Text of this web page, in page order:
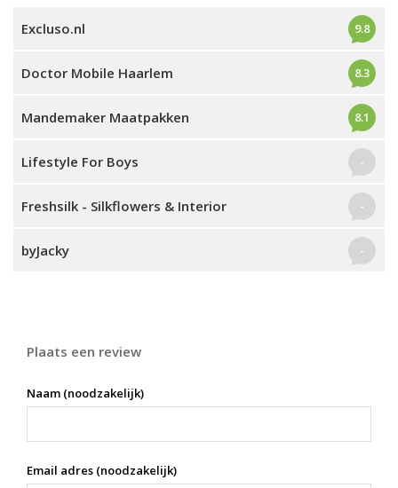
Excluso.nl 9.8
Doctor Mobile Haarlem 8.3
Mandemaker Maatpakken 8.1
Lifestyle For Boys -
Freshsilk - Silkflowers & Interior -
byJacky -
Plaats een review
Naam (noodzakelijk)
Email adres (noodzakelijk)